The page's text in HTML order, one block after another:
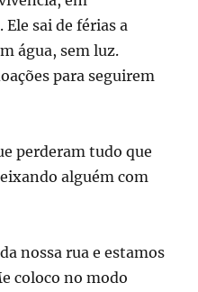
sai de férias a
água, sem luz.
para seguirem
perderam tudo que
alguém com
nossa rua e estamos
coloco no modo